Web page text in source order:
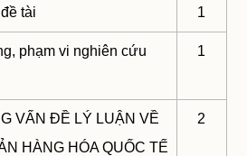
tài 1
phạm vi nghiên cứu
1
VẤN ĐỀ LÝ LUẬN VỀ
HÀNG HÓA QUỐC TẾ
2